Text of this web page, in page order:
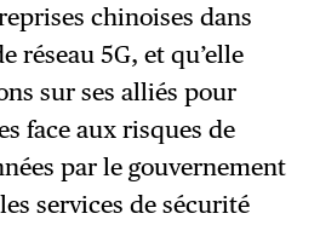
chinoises dans
réseau 5G, et qu’elle
sur ses alliés pour
face aux risques de
par le gouvernement
services de sécurité